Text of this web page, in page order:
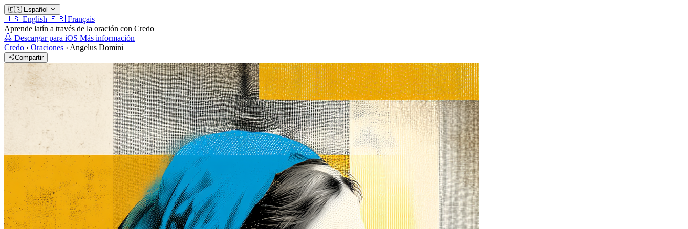
🇪🇸 Español
🇺🇸 English 🇫🇷 Français
Aprende latín a través de la oración con Credo
Descargar para iOS Más información
Credo › Oraciones › Angelus Domini
Compartir